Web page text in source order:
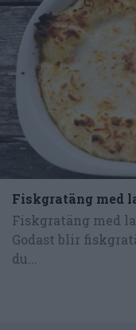
Fiskgratäng med
Fiskgratäng med
Godast blir
du...